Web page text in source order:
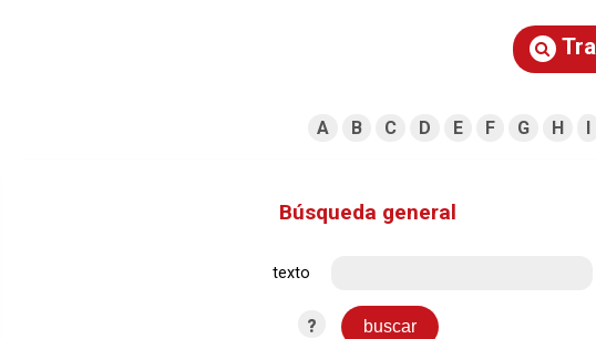
A B C D E F G H I
Búsqueda general
texto
?